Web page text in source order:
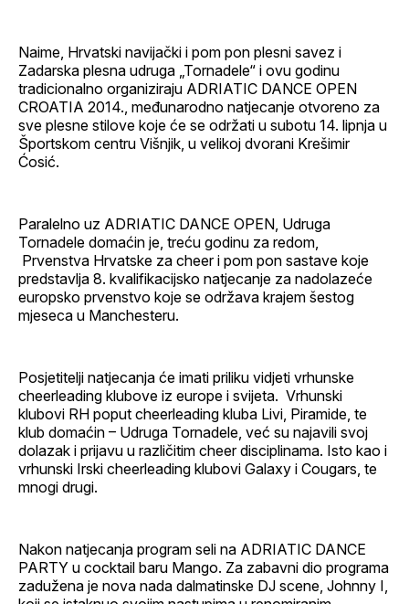
Naime, Hrvatski navijački i pom pon plesni savez i
Zadarska plesna udruga „Tornadele“ i ovu godinu
tradicionalno organiziraju ADRIATIC DANCE OPEN
CROATIA 2014., međunarodno natjecanje otvoreno za
sve plesne stilove koje će se održati u subotu 14. lipnja u
Športskom centru Višnjik, u velikoj dvorani Krešimir
Ćosić.
Paralelno uz ADRIATIC DANCE OPEN, Udruga
Tornadele domaćin je, treću godinu za redom,
Prvenstva Hrvatske za cheer i pom pon sastave koje
predstavlja 8. kvalifikacijsko natjecanje za nadolazeće
europsko prvenstvo koje se održava krajem šestog
mjeseca u Manchesteru.
Posjetitelji natjecanja će imati priliku vidjeti vrhunske
cheerleading klubove iz europe i svijeta. Vrhunski
klubovi RH poput cheerleading kluba Livi, Piramide, te
klub domaćin – Udruga Tornadele, već su najavili svoj
dolazak i prijavu u različitim cheer disciplinama. Isto kao i
vrhunski Irski cheerleading klubovi Galaxy i Cougars, te
mnogi drugi.
Nakon natjecanja program seli na ADRIATIC DANCE
PARTY u cocktail baru Mango. Za zabavni dio programa
zadužena je nova nada dalmatinske DJ scene, Johnny I,